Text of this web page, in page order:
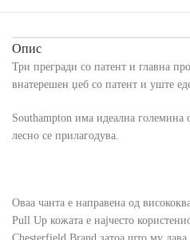
Опис
Три прегради со патент и главна
внатерешен џеб со патент и уште
Southampton има идеална
лесно се прилагодува.
Оваа чанта е направена од
Pull Up кожата е најчесто